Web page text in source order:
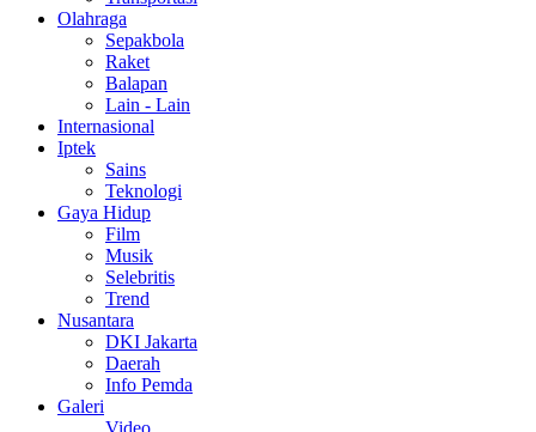
Olahraga
Sepakbola
Raket
Balapan
Lain - Lain
Internasional
Iptek
Sains
Teknologi
Gaya Hidup
Film
Musik
Selebritis
Trend
Nusantara
DKI Jakarta
Daerah
Info Pemda
Galeri
Video